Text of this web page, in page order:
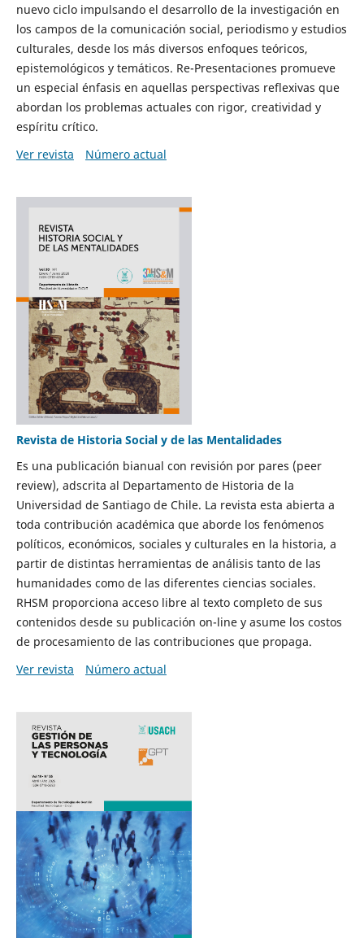
nuevo ciclo impulsando el desarrollo de la investigación en
los campos de la comunicación social, periodismo y estudios
culturales, desde los más diversos enfoques teóricos,
epistemológicos y temáticos. Re-Presentaciones promueve
un especial énfasis en aquellas perspectivas reflexivas que
abordan los problemas actuales con rigor, creatividad y
espíritu crítico.
Ver revista
Número actual
Revista de Historia Social y de las Mentalidades
Es una publicación bianual con revisión por pares (peer
review), adscrita al Departamento de Historia de la
Universidad de Santiago de Chile. La revista esta abierta a
toda contribución académica que aborde los fenómenos
políticos, económicos, sociales y culturales en la historia, a
partir de distintas herramientas de análisis tanto de las
humanidades como de las diferentes ciencias sociales.
RHSM proporciona acceso libre al texto completo de sus
contenidos desde su publicación on-line y asume los costos
de procesamiento de las contribuciones que propaga.
Ver revista
Número actual